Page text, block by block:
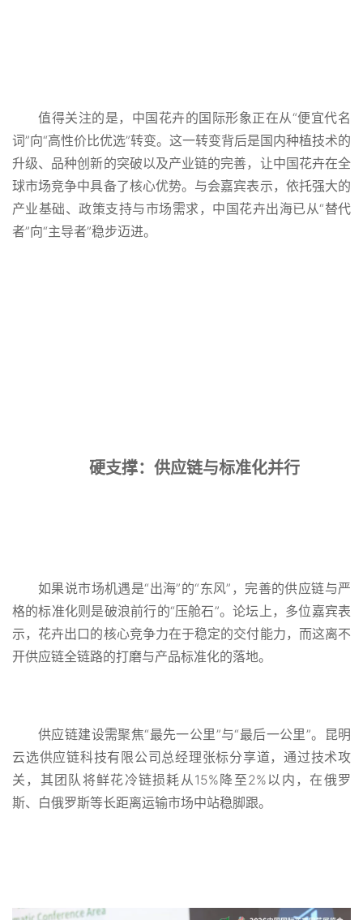
值得关注的是，中国花卉的国际形象正在从“便宜代名
词”向“高性价比优选”转变。这一转变背后是国内种植技术的
升级、品种创新的突破以及产业链的完善，让中国花卉在全
球市场竞争中具备了核心优势。与会嘉宾表示，依托强大的
产业基础、政策支持与市场需求，中国花卉出海已从“替代
者”向“主导者”稳步迈进。
硬支撑：供应链与标准化并行
如果说市场机遇是“出海”的“东风”，完善的供应链与严
格的标准化则是破浪前行的“压舱石”。论坛上，多位嘉宾表
示，花卉出口的核心竞争力在于稳定的交付能力，而这离不
开供应链全链路的打磨与产品标准化的落地。
供应链建设需聚焦“最先一公里”与“最后一公里”。昆明
云选供应链科技有限公司总经理张标分享道，通过技术攻
关，其团队将鲜花冷链损耗从15%降至2%以内，在俄罗
斯、白俄罗斯等长距离运输市场中站稳脚跟。